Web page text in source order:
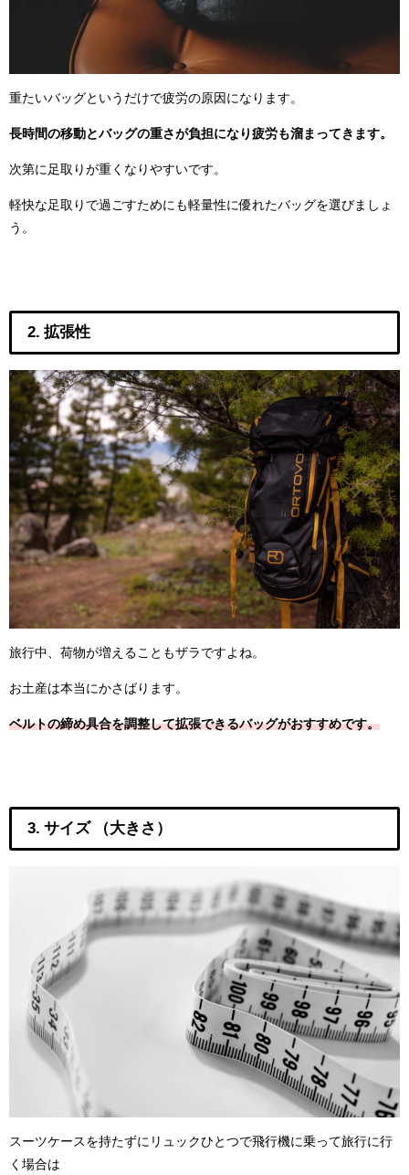
重たいバッグというだけで疲労の原因になります。
長時間の移動とバッグの重さが負担になり疲労も溜まってきます。
次第に足取りが重くなりやすいです。
軽快な足取りで過ごすためにも軽量性に優れたバッグを選びましょ
う。
2. 拡張性
旅行中、荷物が増えることもザラですよね。
お土産は本当にかさばります。
ベルトの締め具合を調整して拡張できるバッグがおすすめです。
3. サイズ （大きさ）
スーツケースを持たずにリュックひとつで飛行機に乗って旅行に行
く場合は